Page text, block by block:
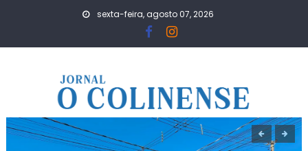
sexta-feira, agosto 07, 2026